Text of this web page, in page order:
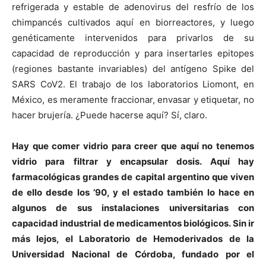
refrigerada y estable de adenovirus del resfrío de los
chimpancés cultivados aquí en biorreactores, y luego
genéticamente intervenidos para privarlos de su
capacidad de reproducción y para insertarles epitopes
(regiones bastante invariables) del antígeno Spike del
SARS CoV2. El trabajo de los laboratorios Liomont, en
México, es meramente fraccionar, envasar y etiquetar, no
hacer brujería. ¿Puede hacerse aquí? Sí, claro.
Hay que comer vidrio para creer que aquí no tenemos
vidrio para filtrar y encapsular dosis. Aquí hay
farmacológicas grandes de capital argentino que viven
de ello desde los ’90, y el estado también lo hace en
algunos de sus instalaciones universitarias con
capacidad industrial de medicamentos biológicos. Sin ir
más lejos, el Laboratorio de Hemoderivados de la
Universidad Nacional de Córdoba, fundado por el